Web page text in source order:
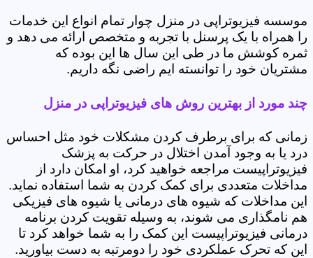
موسسه فیزیوتراپی در منزل چوار تمام انواع این خدمات
را همراه با یک پرسنل با تجربه و متخصص ارائه می دهد و
ثمره کوشش ما در طی این سال ها این بوده که
مشتریان خود را توانسته ایم راضی نگه داریم.
چند مورد از بهترین روش های فیزیوتراپی در منزل
زمانی که برای برطرف کردن مشکلات خود مثل احساس
درد یا به وجود آمدن اختلال در حرکت به پزشک
فیزیوتراپیست مراجعه خواهید کرد، او امکان دارد از
مداخلات متعددی برای کمک کردن به شما استفاده نماید.
این مداخلات که شیوه های درمانی یا شیوه های فیزیکی
هم نامگذاری می شوند، به وسیله تقویت کردن برنامه
درمانی فیزیوتراپیست این کمک را به شما خواهد کرد تا
این که تحرک عملکردی خود را دومرتبه به دست بیاورید.